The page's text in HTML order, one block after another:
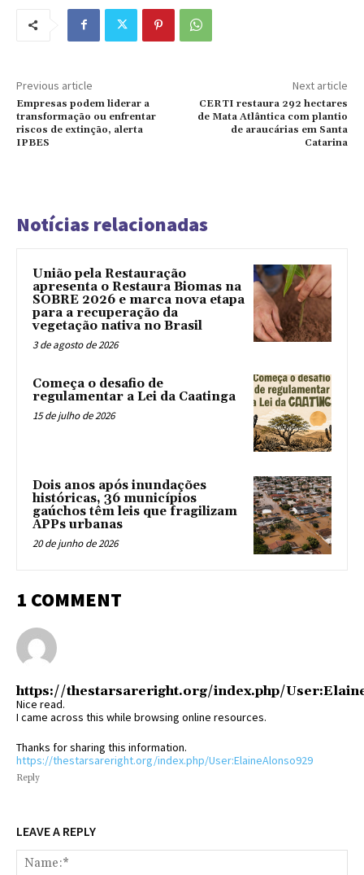
Previous article
Empresas podem liderar a
transformação ou enfrentar
riscos de extinção, alerta
IPBES
Next article
CERTI restaura 292 hectares
de Mata Atlântica com plantio
de araucárias em Santa
Catarina
Notícias relacionadas
União pela Restauração
apresenta o Restaura Biomas na
SOBRE 2026 e marca nova etapa
para a recuperação da
vegetação nativa no Brasil
3 de agosto de 2026
Começa o desafio de
regulamentar a Lei da Caatinga
15 de julho de 2026
Dois anos após inundações
históricas, 36 municípios
gaúchos têm leis que fragilizam
APPs urbanas
20 de junho de 2026
1 COMMENT
https://thestarsareright.org/index.php/
Nice read.
I came across this while browsing online resources.
Thanks for sharing this information.
https://thestarsareright.org/index.php/User:ElaineAlonso929
Reply
LEAVE A REPLY